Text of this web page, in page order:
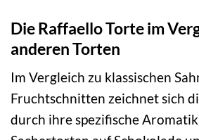
Die Raffaello Torte im
anderen Torten
Im Vergleich zu klassischen
Fruchtschnitten zeichnet sich
durch ihre spezifische